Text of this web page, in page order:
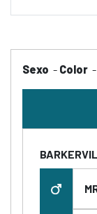
Sexo - Color -